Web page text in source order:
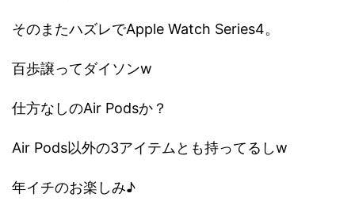
そのまたハズレでApple Watch Series4。
百歩譲ってダイソンw
仕方なしのAir Podsか？
Air Pods以外の3アイテムとも持ってるしw
年イチのお楽しみ♪